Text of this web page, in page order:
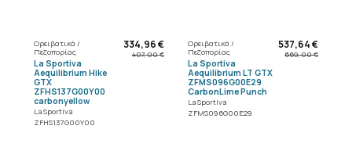
Ορειβατικά /
Πεζοπορίας
La Sportiva
Aequilibrium Hike
GTX
ZFHS137G00Y00
carbonyellow
La Sportiva
ZFHS137G00Y00
334,96 €
407,00 €
Ορειβατικά /
Πεζοπορίας
La Sportiva
Aequilibrium LT GTX
ZFMS096G00E29
CarbonLime Punch
La Sportiva
ZFMS096G00E29
537,64 €
669,00 €